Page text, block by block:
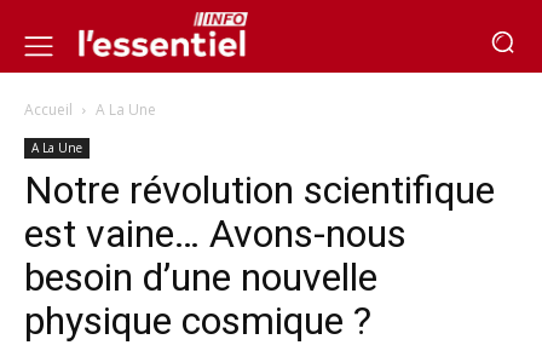
Accueil A La Une
A La Une
Notre révolution scientifique
est vaine… Avons-nous
besoin d’une nouvelle
physique cosmique ?